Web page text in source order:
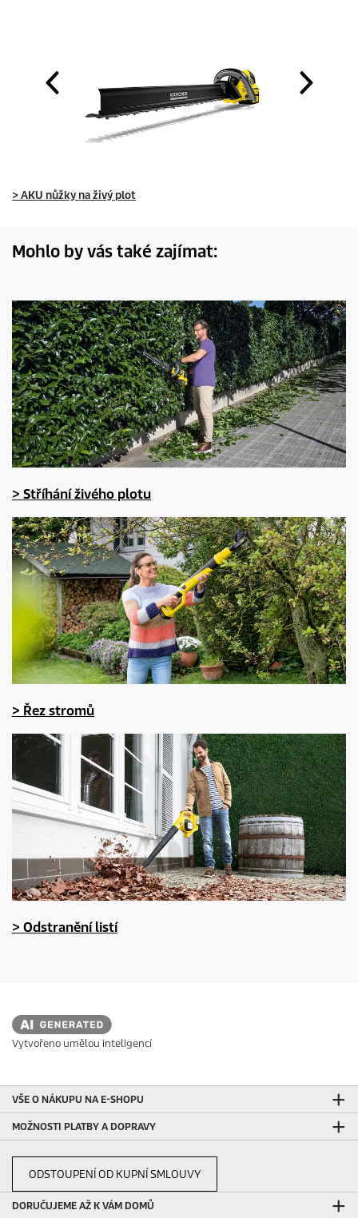
> AKU nůžky na živý plot
Mohlo by vás také zajímat:
> Stříhání živého plotu
> Řez stromů
> Odstranění listí
Vytvořeno umělou inteligencí
VŠE O NÁKUPU NA E-SHOPU
MOŽNOSTI PLATBY A DOPRAVY
ODSTOUPENÍ OD KUPNÍ SMLOUVY
DORUČUJEME AŽ K VÁM DOMŮ